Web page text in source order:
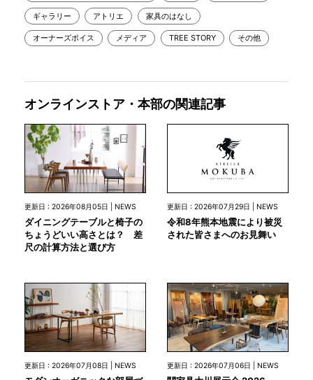
ギャラリー アトリエ 家具のはなし
オーナーズボイス メディア TREE STORY その他
オンラインストア・本部の関連記事
更新日 : 2026年08月05日 | NEWS
ダイニングテーブルと椅子の
ちょうどいい高さとは？ 差
尺の計算方法と選び方
更新日 : 2026年07月29日 | NEWS
令和8年熊本地震により被災
された皆さまへのお見舞い
更新日 : 2026年07月08日 | NEWS 更新日 : 2026年07月06日 | NEWS